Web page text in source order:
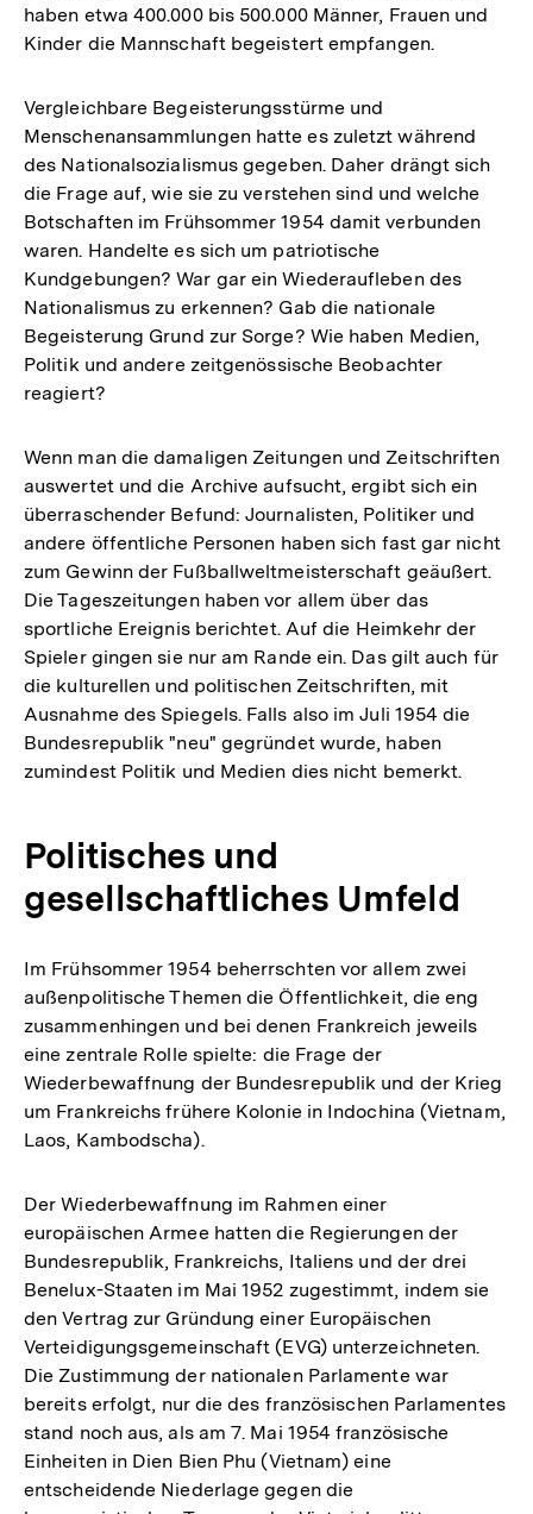
haben etwa 400.000 bis 500.000 Männer, Frauen und
Kinder die Mannschaft begeistert empfangen.
Vergleichbare Begeisterungsstürme und
Menschenansammlungen hatte es zuletzt während
des Nationalsozialismus gegeben. Daher drängt sich
die Frage auf, wie sie zu verstehen sind und welche
Botschaften im Frühsommer 1954 damit verbunden
waren. Handelte es sich um patriotische
Kundgebungen? War gar ein Wiederaufleben des
Nationalismus zu erkennen? Gab die nationale
Begeisterung Grund zur Sorge? Wie haben Medien,
Politik und andere zeitgenössische Beobachter
reagiert?
Wenn man die damaligen Zeitungen und Zeitschriften
auswertet und die Archive aufsucht, ergibt sich ein
überraschender Befund: Journalisten, Politiker und
andere öffentliche Personen haben sich fast gar nicht
zum Gewinn der Fußballweltmeisterschaft geäußert.
Die Tageszeitungen haben vor allem über das
sportliche Ereignis berichtet. Auf die Heimkehr der
Spieler gingen sie nur am Rande ein. Das gilt auch für
die kulturellen und politischen Zeitschriften, mit
Ausnahme des Spiegels. Falls also im Juli 1954 die
Bundesrepublik "neu" gegründet wurde, haben
zumindest Politik und Medien dies nicht bemerkt.
Politisches und
gesellschaftliches Umfeld
Im Frühsommer 1954 beherrschten vor allem zwei
außenpolitische Themen die Öffentlichkeit, die eng
zusammenhingen und bei denen Frankreich jeweils
eine zentrale Rolle spielte: die Frage der
Wiederbewaffnung der Bundesrepublik und der Krieg
um Frankreichs frühere Kolonie in Indochina (Vietnam,
Laos, Kambodscha).
Der Wiederbewaffnung im Rahmen einer
europäischen Armee hatten die Regierungen der
Bundesrepublik, Frankreichs, Italiens und der drei
Benelux-Staaten im Mai 1952 zugestimmt, indem sie
den Vertrag zur Gründung einer Europäischen
Verteidigungsgemeinschaft (EVG) unterzeichneten.
Die Zustimmung der nationalen Parlamente war
bereits erfolgt, nur die des französischen Parlamentes
stand noch aus, als am 7. Mai 1954 französische
Einheiten in Dien Bien Phu (Vietnam) eine
entscheidende Niederlage gegen die